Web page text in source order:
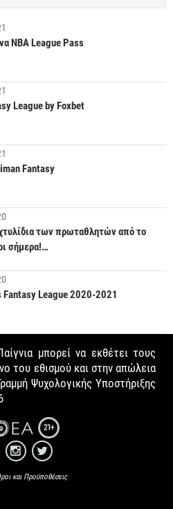
NBA League Pass
League by Foxbet
Fantasy
των πρωταθλητών από το
σήμερα!…
Fantasy League 2020-2021
μπορεί να εκθέτει τους
του εθισμού και στην απώλεια
Ψυχολογικής Υποστήριξης
21+
και Προϋποθέσεις